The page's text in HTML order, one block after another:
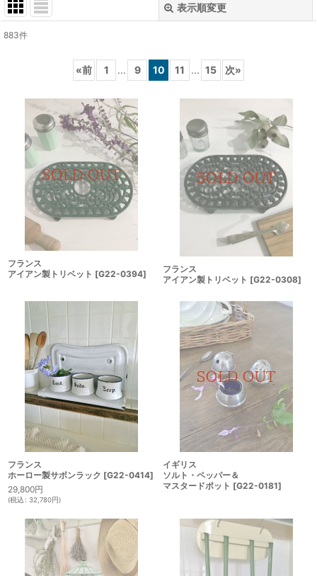
表示順変更
並び順:
883件
«前 1 ... 9 10 11 ... 15 次»
フランス
アイアン製トリベット [G22-0394]
フランス
アイアン製トリベット [G22-0308]
フランス
ホーロー製サボンラック [G22-0414]
29,800円
(税込: 32,780円)
イギリス
ソルト・ペッパー＆
マスタードポット [G22-0181]